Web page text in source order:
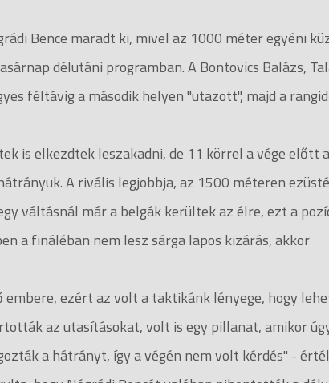
Bence maradt ki, mivel az 1000 méter egyéni
délutáni programban. A Bontovics Balázs,
féltávig a második helyen "utazott", majd a
is elkezdtek leszakadni, de 11 körrel a vége előtt
A rivális legjobbja, az 1500 méteren
váltásnál már a belgák kerültek az élre, ezt a
a fináléban nem lesz sárga lapos kizárás, akkor
ezért az volt a taktikánk lényege, hogy
az utasításokat, volt is egy pillanat, amikor
a hátrányt, így a végén nem volt kérdés" -